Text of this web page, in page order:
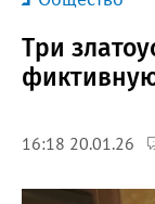
Три
16:18 20.01.26